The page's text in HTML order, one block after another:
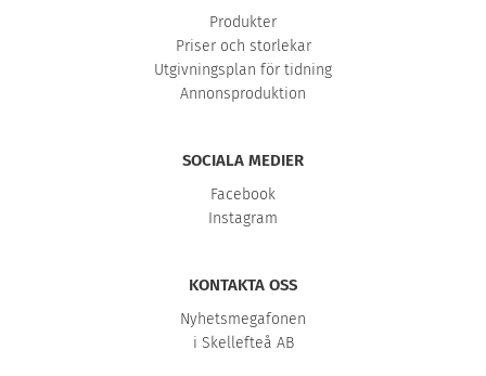
Produkter
Priser och storlekar
Utgivningsplan för tidning
Annonsproduktion
SOCIALA MEDIER
Facebook
Instagram
KONTAKTA OSS
Nyhetsmegafonen
i Skellefteå AB